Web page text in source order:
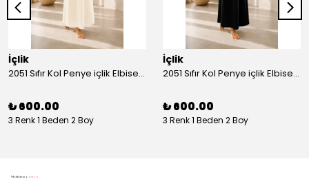
İçlik
2051 Sıfır Kol Penye içlik Elbise - Ekru
₺ 600.00
3 Renk 1 Beden 2 Boy
İçlik
2051 Sıfır Kol Penye içlik Elbise - Siyah
₺ 600.00
3 Renk 1 Beden 2 Boy